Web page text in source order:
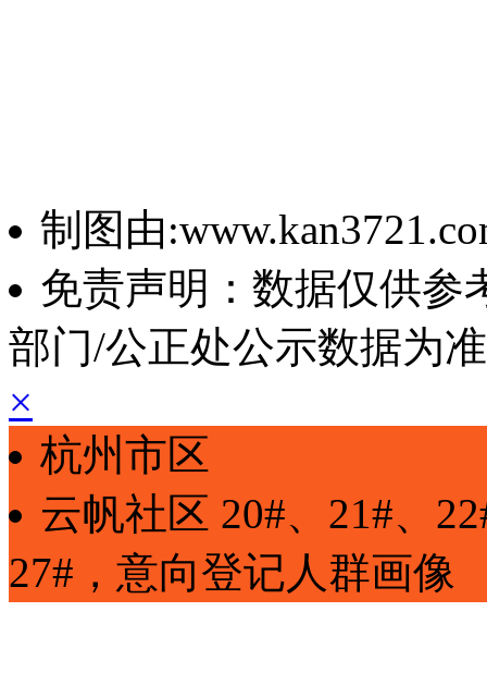
制图由
免责声明：数据仅供参
部门/公正处公示数据为
×
杭州市区
云帆社区 20#、21#、
27# ， 意向登记 人群画像